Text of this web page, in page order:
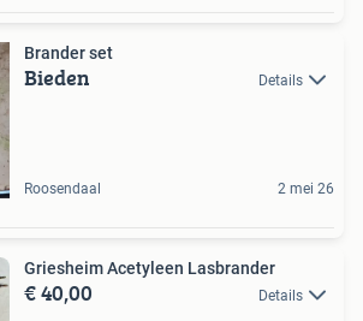
Brander set
Bieden Details
Roosendaal 2 mei 26
Griesheim Acetyleen Lasbrander
€ 40,00 Details